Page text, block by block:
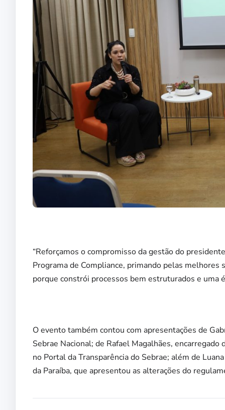
“Reforçamos o compromisso da gestão do
Programa de Compliance, primando pelas melhores
porque constrói processos bem estruturados e uma
O evento também contou com apresentações de
Sebrae Nacional; de Rafael Magalhães,
no Portal da Transparência do Sebrae; além de
da Paraíba, que apresentou as alterações do